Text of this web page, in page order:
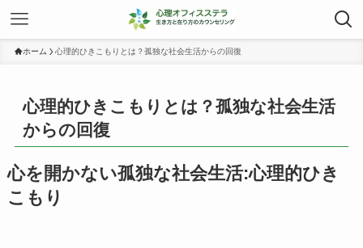
ホーム 心理的ひきこもりとは？孤独な社会生活からの回復
心理的ひきこもりとは？孤独な社会生活
からの回復
心を開かない孤独な社会生活:心理的ひき
こもり